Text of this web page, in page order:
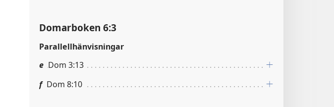
Domarboken 6:3
Parallellhänvisningar
e Dom 3:13
f Dom 8:10